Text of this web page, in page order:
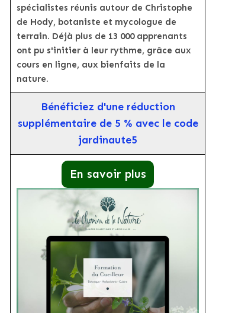
spécialistes réunis autour de Christophe
de Hody, botaniste et mycologue de
terrain. Déjà plus de 13 000 apprenants
ont pu s'initier à leur rythme, grâce aux
cours en ligne, aux bienfaits de la
nature.
Bénéficiez d'une réduction
supplémentaire de 5 % avec le code
jardinaute5
En savoir plus